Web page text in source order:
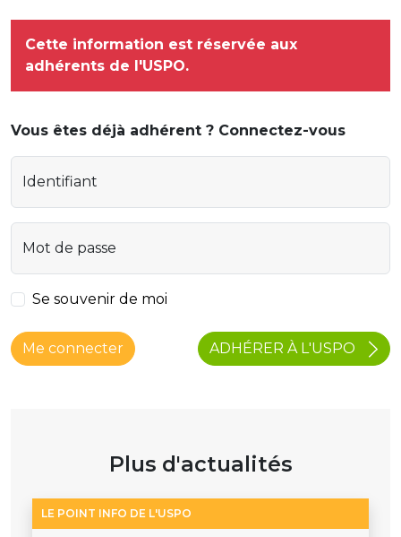
Cette information est réservée aux
adhérents de l'USPO.
Vous êtes déjà adhérent ? Connectez-vous
Identifiant
Mot de passe
Se souvenir de moi
Me connecter ADHÉRER À L'USPO
Plus d'actualités
LE POINT INFO DE L'USPO